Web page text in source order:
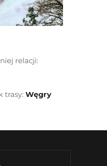
relacji:
trasy: Węgry